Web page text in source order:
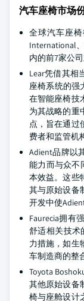
汽车座椅市场
全球汽车座椅
International、
内的前7家公
Lear凭借其相
座椅系统的强
在智能座椅技
为其战略的重
点，旨在通过
费者和监管机
Adient品牌以
能力而与众不
本效益。这些
其与原始设备
开发中使
Faurecia拥有
舒适相关技术
力措施，如生
车制造商的整
Toyota
其他原始设备
椅与座舱设计